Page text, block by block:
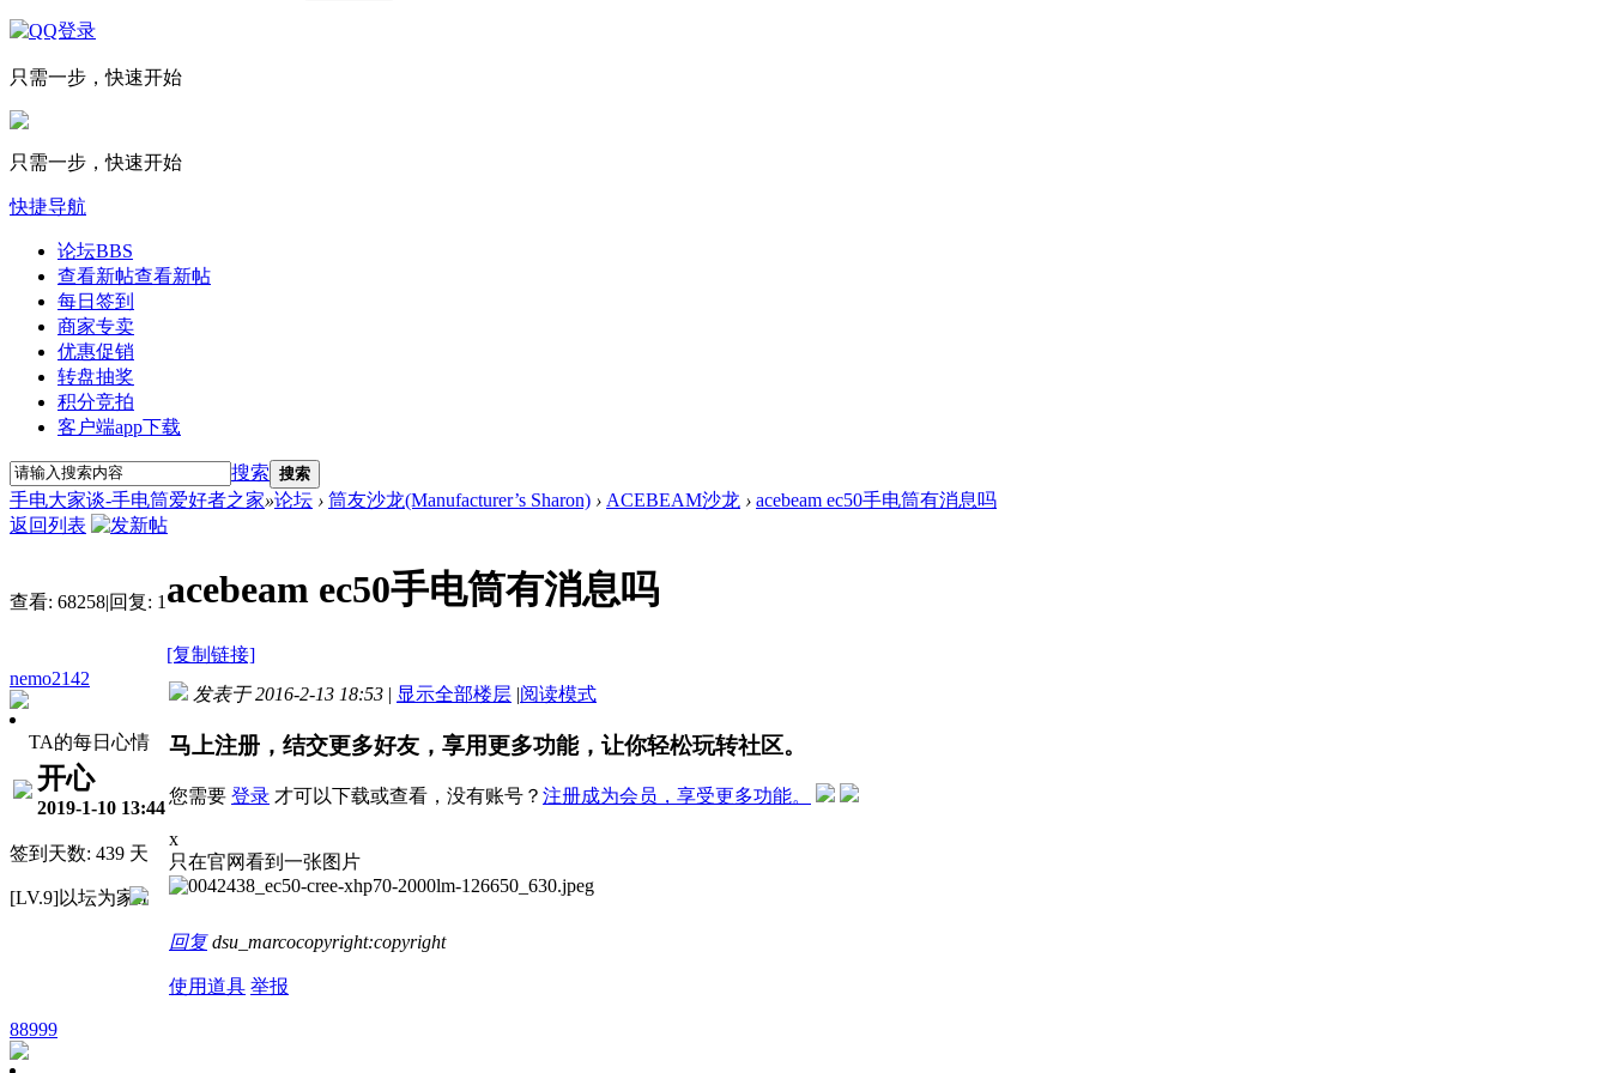
只需一步，快速开始
只需一步，快速开始
快捷导航
论坛BBS
查看新帖查看新帖
每日签到
商家专卖
优惠促销
转盘抽奖
积分竞拍
客户端app下载
搜索 搜索
手电大家谈-手电筒爱好者之家»论坛 › 筒友沙龙(Manufacturer’s Sharon) › ACEBEAM沙龙 › acebeam ec50手电筒有消息吗
返回列表
查看: 68258|回复: 1 acebeam ec50手电筒有消息吗
[复制链接]
nemo2142
TA的每日心情
开心
2019-1-10 13:44
签到天数: 439 天
[LV.9]以坛为家II
发表于 2016-2-13 18:53 | 显示全部楼层 |阅读模式
马上注册，结交更多好友，享用更多功能，让你轻松玩转社区。
您需要 登录 才可以下载或查看，没有账号？ 注册成为会员，享受更多功能。
x
只在官网看到一张图片
回复 dsu_marcocopyright:copyright
使用道具 举报
88999